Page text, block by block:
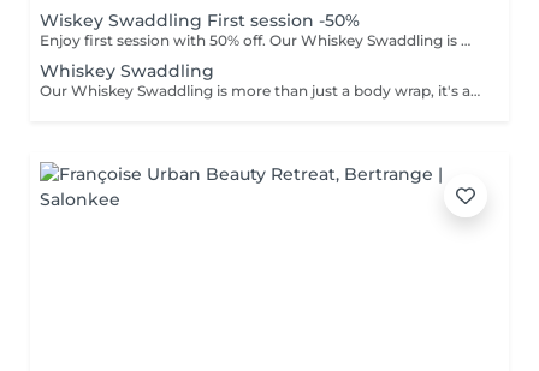
Wiskey Swaddling First session -50%
Enjoy first session with 50% off. Our Whiskey Swaddling is more than just a body wrap, it's a full-body ritual designed to detox, tone, and deeply nourish your skin. We tailor the wrap to your needs using active-rich formulas, then wrap you in bandages, film, and warmth to boost results. The gentle contrast in temperature combined with potent actives works wonders and the results speak for themselves: Benefits: -Body detox & inch loss -Firmer, smoother skin -Improved tone & circulation
Whiskey Swaddling
Our Whiskey Swaddling is more than just a body wrap, it's a full-body ritual designed to detox, tone, and deeply nourish your skin. We tailor the wrap to your needs using active-rich formulas, then wrap you in bandages, film, and warmth to boost results. The gentle contrast in temperature combined with potent actives works wonders and the results speak for themselves: Benefits: -Body detox & inch loss -Firmer, smoother skin -Improved tone & circulation